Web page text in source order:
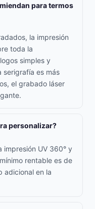
para termos
la impresión
toda la
simples y
serigrafía es más
el grabado láser
personalizar?
impresión UV 360° y
rentable es de
adicional en la